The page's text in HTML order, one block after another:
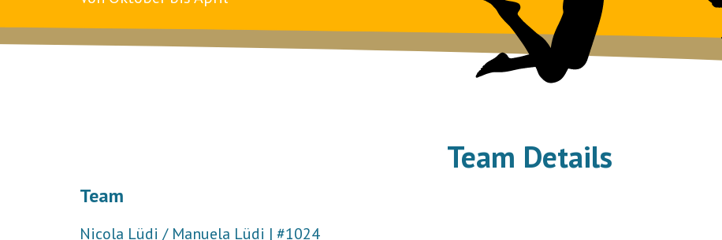
Team Details
Team
Nicola Lüdi / Manuela Lüdi | #1024